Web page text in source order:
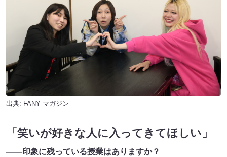
出典: FANY マガジン
「笑いが好きな人に入ってきてほしい」
――印象に残っている授業はありますか？